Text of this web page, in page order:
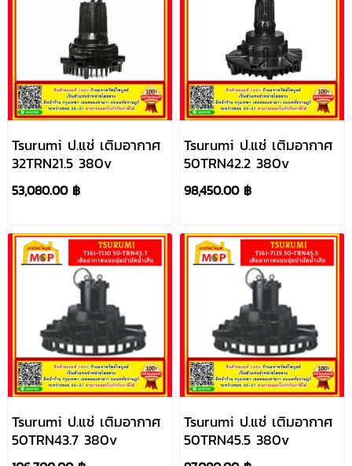
Tsurumi ป.แช่ เติมอากาศ
32TRN21.5 380v
53,080.00 ฿
Tsurumi ป.แช่ เติมอากาศ
50TRN42.2 380v
98,450.00 ฿
Tsurumi ป.แช่ เติมอากาศ
50TRN43.7 380v
Tsurumi ป.แช่ เติมอากาศ
50TRN45.5 380v